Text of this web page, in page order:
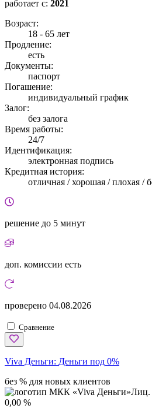
работает с: 2021
Возраст:
18 - 65 лет
Продление:
есть
Документы:
паспорт
Погашение:
индивидуальный график
Залог:
без залога
Время работы:
24/7
Идентификация:
электронная подпись
Кредитная история:
отличная / хорошая / плохая /
решение до 5 минут
доп. комиссии есть
проверено 04.08.2026
Сравнение
Viva Деньги: Деньги под 0%
без % для новых клиентов
Лиц.
0,00 %